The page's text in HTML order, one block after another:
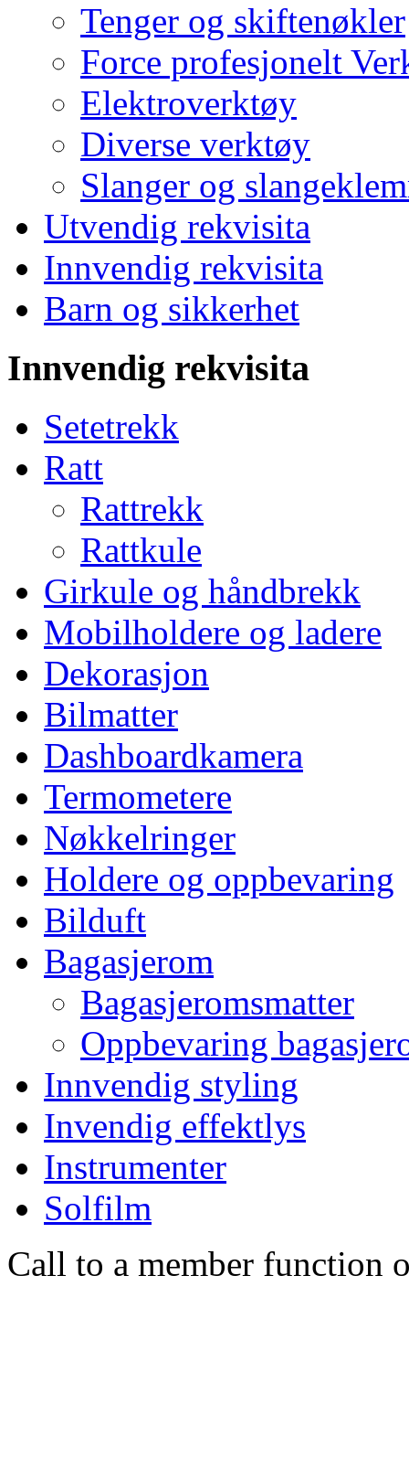
Tenger og skiftenøkler
Force profesjonelt
Elektroverktøy
Diverse verktøy
Slanger og
Utvendig rekvisita
Innvendig rekvisita
Barn og sikkerhet
Innvendig rekvisita
Setetrekk
Ratt
Rattrekk
Rattkule
Girkule og håndbrekk
Mobilholdere og ladere
Dekorasjon
Bilmatter
Dashboardkamera
Termometere
Nøkkelringer
Holdere og oppbevaring
Bilduft
Bagasjerom
Bagasjeromsmatter
Oppbevaring
Innvendig styling
Invendig effektlys
Instrumenter
Solfilm
Call to a member function